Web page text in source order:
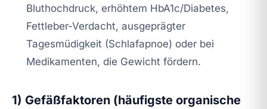
Bluthochdruck, erhöhtem HbA1c/Diabetes,
Fettleber-Verdacht, ausgeprägter
Tagesmüdigkeit (Schlafapnoe) oder bei
Medikamenten, die Gewicht fördern.
1) Gefäßfaktoren (häufigste organische